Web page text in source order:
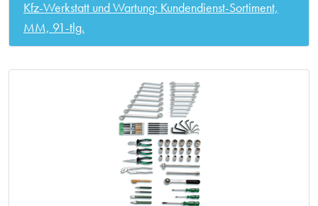
Kfz-Werkstatt und Wartung: Kundendienst-Sortiment,
MM, 91-tlg.